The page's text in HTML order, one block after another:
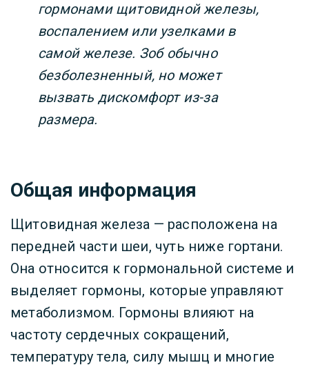
гормонами щитовидной железы,
воспалением или узелками в
самой железе. Зоб обычно
безболезненный, но может
вызвать дискомфорт из-за
размера.
Общая информация
Щитовидная железа — расположена на
передней части шеи, чуть ниже гортани.
Она относится к гормональной системе и
выделяет гормоны, которые управляют
метаболизмом. Гормоны влияют на
частоту сердечных сокращений,
температуру тела, силу мышц и многие